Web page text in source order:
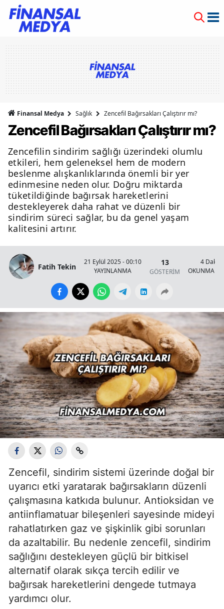
Finansal Medya Sağlık Zencefil Bağırsakları Çalıştırır mı?
Zencefil Bağırsakları Çalıştırır mı?
Zencefilin sindirim sağlığı üzerindeki olumlu
etkileri, hem geleneksel hem de modern
beslenme alışkanlıklarında önemli bir yer
edinmesine neden olur. Doğru miktarda
tüketildiğinde bağırsak hareketlerini
destekleyerek daha rahat ve düzenli bir
sindirim süreci sağlar, bu da genel yaşam
kalitesini artırır.
Fatih Tekin
21 Eylül 2025 - 00:10
YAYINLANMA
13
GÖSTERİM
4 Dakika
OKUNMA
Zencefil, sindirim sistemi üzerinde doğal bir
uyarıcı etki yaratarak bağırsakların düzenli
çalışmasına katkıda bulunur. Antioksidan ve
antiinflamatuar bileşenleri sayesinde mideyi
rahatlatırken gaz ve şişkinlik gibi sorunları
da azaltabilir. Bu nedenle zencefil, sindirim
sağlığını destekleyen güçlü bir bitkisel
alternatif olarak sıkça tercih edilir ve
bağırsak hareketlerini dengede tutmaya
yardımcı olur.